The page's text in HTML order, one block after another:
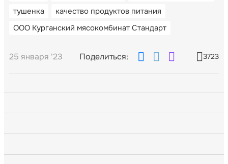
тушенка
качество продуктов питания
ООО Курганский мясокомбинат Стандарт
25 января '23 Поделиться: 3723